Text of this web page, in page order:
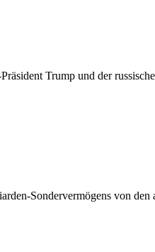
Trump und der
Sondervermögens von den